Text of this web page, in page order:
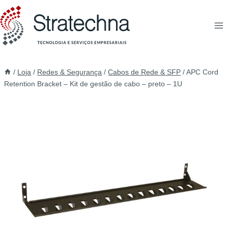
/ Loja / Redes & Segurança / Cabos de Rede & SFP / APC Cord
Retention Bracket – Kit de gestão de cabo – preto – 1U